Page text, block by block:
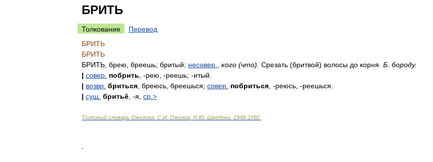
БРИТЬ
Толкование
Перевод
БРИТЬ
БРИТЬ
БРИТЬ брею бреешь; бритый; несовер кого (что). Срезать (бритвой) волосы до корня Б бороду.
| совер побрить , -рею , -реешь; -итый
| возвр бриться бреюсь бреешься; совер побриться , -реюсь , -реешься
| сущ бритьё , -я ср .>
Толковый словарь Ожегова С И Ожегов Н Ю Шведова 1949-1992